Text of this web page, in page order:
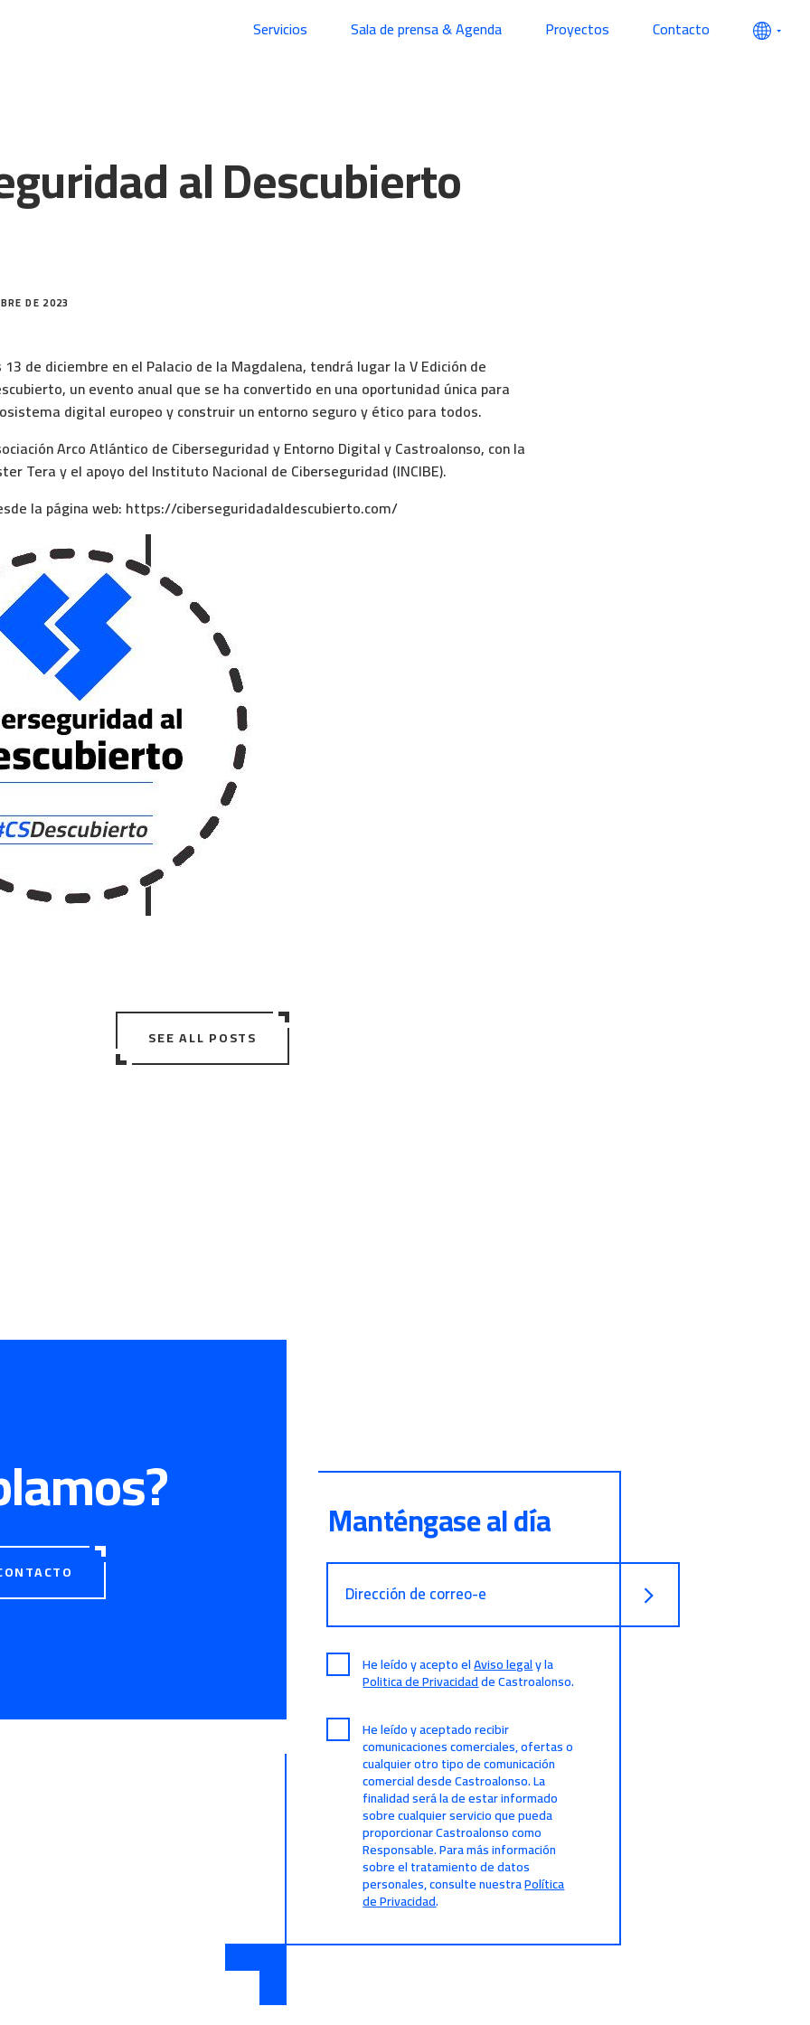
Servicios Sala de prensa & Agenda Proyectos Contacto
al Descubierto
DE 2023
de diciembre en el Palacio de la Magdalena, tendrá lugar la V Edición de
un evento anual que se ha convertido en una oportunidad única para
digital europeo y construir un entorno seguro y ético para todos.
Arco Atlántico de Ciberseguridad y Entorno DigitalyCastroalonso, con la
Teray el apoyo del Instituto Nacional de Ciberseguridad (INCIBE).
la página web:https://ciberseguridadaldescubierto.com/
SEE ALL POSTS
Manténgase al día
Dirección de correo-e
He leído y acepto elAviso legaly la
Politica de Privacidadde Castroalonso.
He leído y aceptado recibir
comunicaciones comerciales, ofertas o
cualquier otro tipo de comunicación
comercial desde Castroalonso. La
finalidad será la de estar informado
sobre cualquier servicio que pueda
proporcionar Castroalonso como
Responsable. Para más información
sobre el tratamiento de datos
personales, consulte nuestraPolítica
de Privacidad.